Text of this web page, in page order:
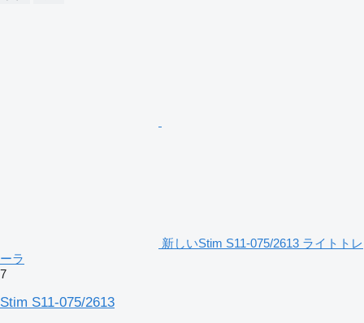
新しいStim S11-075/2613 ライトトレ
ーラ
7
Stim S11-075/2613